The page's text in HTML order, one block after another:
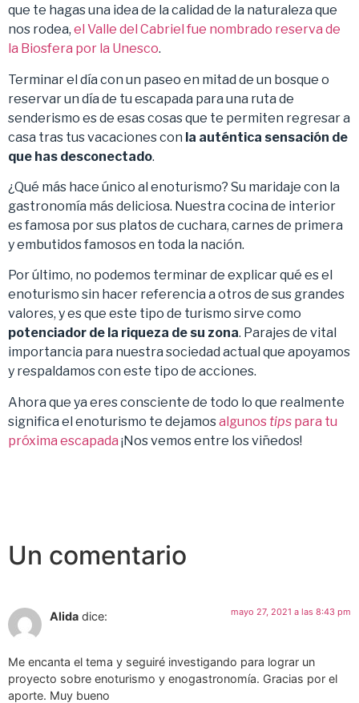
que te hagas una idea de la calidad de la naturaleza que
nos rodea, el Valle del Cabriel fue nombrado reserva de
la Biosfera por la Unesco.
Terminar el día con un paseo en mitad de un bosque o
reservar un día de tu escapada para una ruta de
senderismo es de esas cosas que te permiten regresar a
casa tras tus vacaciones con la auténtica sensación de
que has desconectado.
¿Qué más hace único al enoturismo? Su maridaje con la
gastronomía más deliciosa. Nuestra cocina de interior
es famosa por sus platos de cuchara, carnes de primera
y embutidos famosos en toda la nación.
Por último, no podemos terminar de explicar qué es el
enoturismo sin hacer referencia a otros de sus grandes
valores, y es que este tipo de turismo sirve como
potenciador de la riqueza de su zona. Parajes de vital
importancia para nuestra sociedad actual que apoyamos
y respaldamos con este tipo de acciones.
Ahora que ya eres consciente de todo lo que realmente
significa el enoturismo te dejamosalgunos tips para tu
próxima escapada ¡Nos vemos entre los viñedos!
Un comentario
Alida dice: mayo 27, 2021 a las 8:43 pm
Me encanta el tema y seguiré investigando para lograr un
proyecto sobre enoturismo y enogastronomía. Gracias por el
aporte. Muy bueno